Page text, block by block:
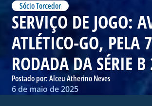
Sócio Torcedor
SERVIÇO DE JOGO:
ATLÉTICO-GO, PELA
RODADA DA SÉRIE
Postado por:Alceu Atherino Neves
6 de maio de 2025